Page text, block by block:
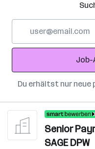
Adresse
Job-
Du erhältst nur neue
Senior
SAGE DPW